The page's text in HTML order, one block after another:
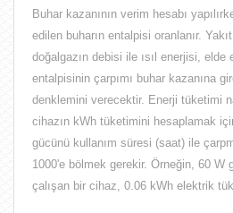
Buhar kazanının verim hesabı
edilen buharın entalpisi oranlanır.
doğalgazın debisi ile ısıl enerjisi, elde
entalpisinin çarpımı buhar kazanına
denklemini verecektir. Enerji tüketimi
cihazın kWh tüketimini hesaplamak
gücünü kullanım süresi (saat) ile
1000'e bölmek gerekir. Örneğin, 60 W
çalışan bir cihaz, 0.06 kWh elektrik